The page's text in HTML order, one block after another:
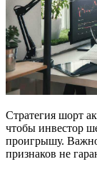
Стратегия шорт
чтобы инвестор
проигрышу.
признаков не